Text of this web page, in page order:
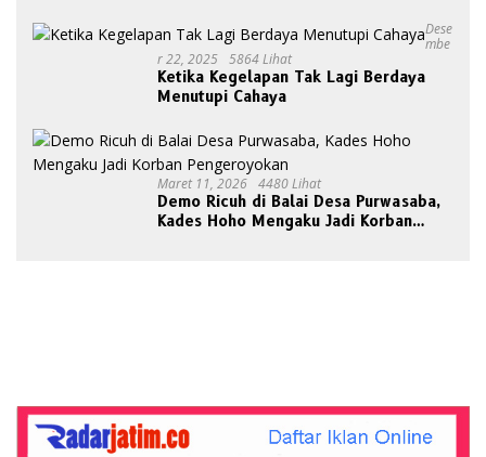
Dese
Mbe
R 22, 2025 5864 Lihat
Ketika Kegelapan Tak Lagi Berdaya
Menutupi Cahaya
Maret 11, 2026 4480 Lihat
Demo Ricuh di Balai Desa Purwasaba,
Kades Hoho Mengaku Jadi Korban